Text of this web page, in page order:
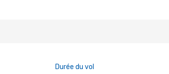
Durée du vol